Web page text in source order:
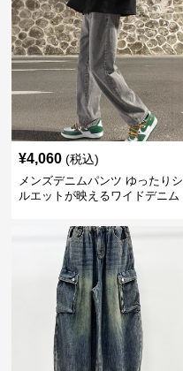
¥4,060 (税込)
メンズデニムパンツ ゆったりシ
ルエットが映えるワイドデニム